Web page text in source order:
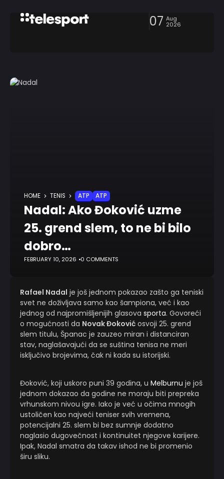
07 Aug
2026
HOME TENIS ATP ATP
Nadal: Ako Đoković uzme
25. grend slem, to ne bi bilo
dobro…
FEBRUARY 10, 2026 0 COMMENTS
Rafael Nadal je još jednom pokazao zašto ga teniski
svet ne doživljava samo kao šampiona, već i kao
jednog od najpromišljenijih glasova sporta. Govoreći
o mogućnosti da Novak Đoković osvoji 25. grend
slem titulu, Španac je zauzeo miran i distanciran
stav, naglašavajući da se suština tenisa ne meri
isključivo brojevima, čak ni kada su istorijski.
Đoković, koji uskoro puni 39 godina, u Melburnu je još
jednom dokazao da godine ne moraju biti prepreka
vrhunskom nivou igre. Iako je već u očima mnogih
ustoličen kao najveći teniser svih vremena,
potencijalni 25. slem bi bez sumnje dodatno
naglasio dugovečnost i kontinuitet njegove karijere.
Ipak, Nadal smatra da takav ishod ne bi promenio
širu sliku.